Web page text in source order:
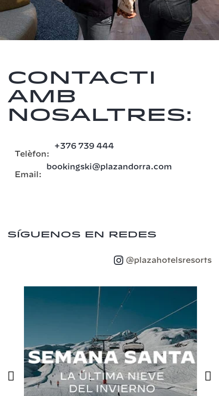
Contacti
amb
nosaltres:
Telèfon:
+376 739 444
Email:
bookingski@plazandorra.com
Síguenos en redes
@plazahotelsresorts